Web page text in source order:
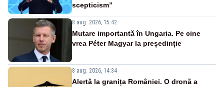
scepticism”
8 aug. 2026, 15:42
Mutare importantă în Ungaria. Pe cine
vrea Péter Magyar la președinție
8 aug. 2026, 14:34
Alertă la granița României. O dronă a